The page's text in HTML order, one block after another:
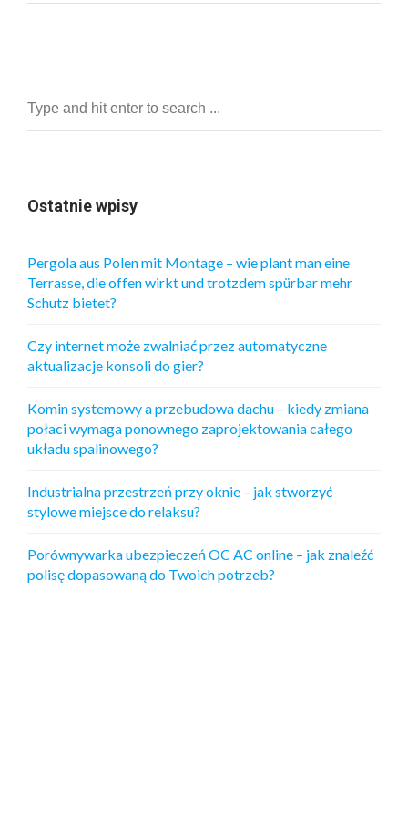
Ostatnie wpisy
Pergola aus Polen mit Montage – wie plant man eine
Terrasse, die offen wirkt und trotzdem spürbar mehr
Schutz bietet?
Czy internet może zwalniać przez automatyczne
aktualizacje konsoli do gier?
Komin systemowy a przebudowa dachu – kiedy zmiana
połaci wymaga ponownego zaprojektowania całego
układu spalinowego?
Industrialna przestrzeń przy oknie – jak stworzyć
stylowe miejsce do relaksu?
Porównywarka ubezpieczeń OC AC online – jak znaleźć
polisę dopasowaną do Twoich potrzeb?